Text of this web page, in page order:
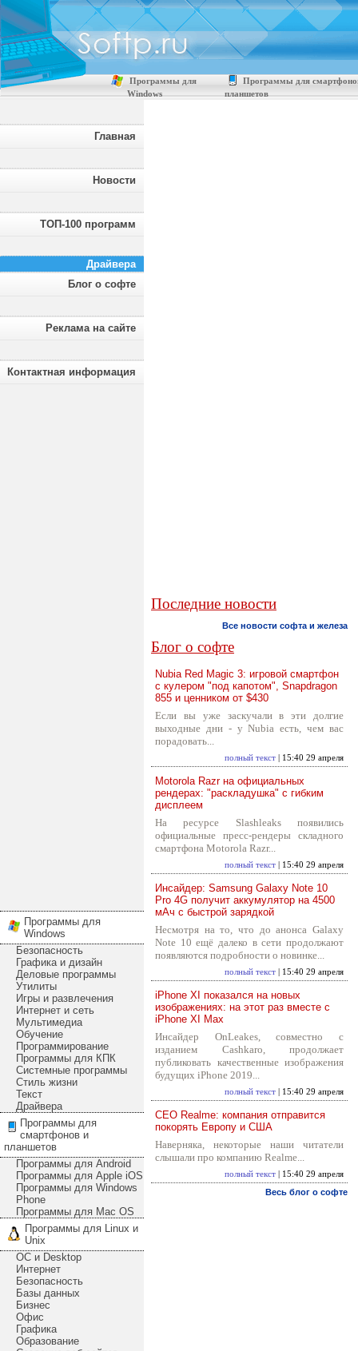
Программы для
Windows
Программы для
планшетов
Главная
Новости
ТОП-100 программ
Драйвера
Блог о софте
Реклама на сайте
Контактная информация
Программы для
Windows
Безопасность
Графика и дизайн
Деловые программы
Утилиты
Игры и развлечения
Интернет и сеть
Мультимедиа
Обучение
Программирование
Программы для КПК
Системные программы
Стиль жизни
Текст
Драйвера
Программы для
смартфонов и
планшетов
Программы для Android
Программы для Apple iOS
Программы для Windows
Phone
Программы для Mac OS
Программы для Linux и
Unix
ОС и Desktop
Интернет
Безопасность
Базы данных
Бизнес
Офис
Графика
Образование
Последние новости
Все новости софта и железа
Блог о софте
Nubia Red Magic 3: игровой смартфон
с кулером "под капотом", Snapdragon
855 и ценником от $430
Если вы уже заскучали в эти долгие
выходные дни - у Nubia есть, чем вас
порадовать...
полный текст | 15:40 29 апреля
Motorola Razr на официальных
рендерах: "раскладушка" с гибким
дисплеем
На ресурсе Slashleaks появились
официальные пресс-рендеры складного
смартфона Motorola Razr...
полный текст | 15:40 29 апреля
Инсайдер: Samsung Galaxy Note 10
Pro 4G получит аккумулятор на 4500
мАч с быстрой зарядкой
Несмотря на то, что до анонса Galaxy
Note 10 ещё далеко в сети продолжают
появляются подробности о новинке...
полный текст | 15:40 29 апреля
iPhone XI показался на новых
изображениях: на этот раз вместе с
iPhone XI Max
Инсайдер OnLeakes, совместно с
изданием Cashkaro, продолжает
публиковать качественные изображения
будущих iPhone 2019...
полный текст | 15:40 29 апреля
CEO Realme: компания отправится
покорять Европу и США
Наверняка, некоторые наши читатели
слышали про компанию Realme...
полный текст | 15:40 29 апреля
Весь блог о софте